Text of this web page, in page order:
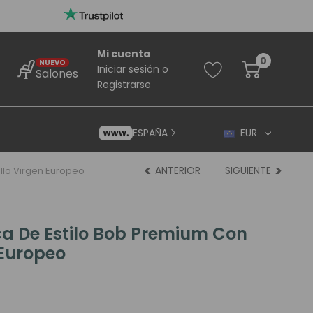
NUEVO
Salones
Mi cuenta
Iniciar sesión o
Registrarse
0
Principiantes
ESPAÑA EUR
Virgen Europeo ANTERIOR SIGUIENTE
De Estilo Bob Premium Con